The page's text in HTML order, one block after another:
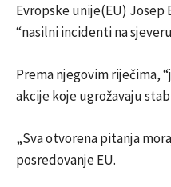
Evropske unije(EU) Josep
“nasilni incidenti na
Prema njegovim riječima,
akcije koje ugrožavaju
„Sva otvorena pitanja
posredovanje EU.